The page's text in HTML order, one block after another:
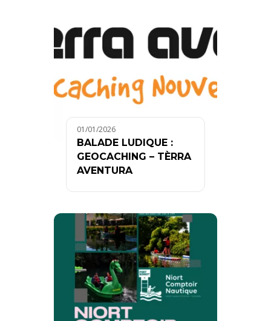
01/01/2026
BALADE LUDIQUE :
GEOCACHING – TÈRRA
AVENTURA